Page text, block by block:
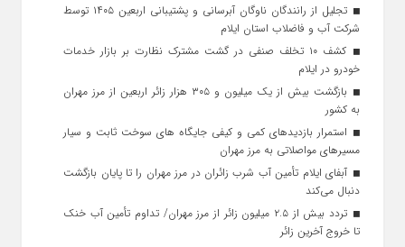
تجلیل از رانندگان ناوگان آبرسانی و پشتیبانی اربعین ۱۴۰۵ توسط
شرکت آب و فاضلاب استان ایلام
کشف ۱۰ تخلف صنفی در گشت مشترک نظارت بر بازار خدمات
خودرو در ایلام
بازگشت بیش از یک میلیون و ۳۰۵ هزار زائر اربعین از مرز مهران
به کشور
استمرار بازدیدهای کمی و کیفی جایگاه‌ های سوخت ثابت و سیار
مسیرهای مواصلاتی به مرز مهران
آبفای ایلام تأمین آب شرب زائران در مرز مهران را تا پایان بازگشت
دنبال می‌کند
تردد بیش از ۲.۵ میلیون زائر از مرز مهران/ تداوم تأمین آب خنک
تا خروج آخرین زائر